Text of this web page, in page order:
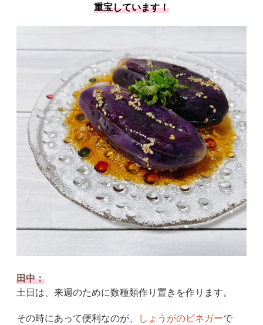
重宝しています！
田中：
土日は、来週のために数種類作り置きを作ります。
その時にあって便利なのが、 しょうがのビネガーで